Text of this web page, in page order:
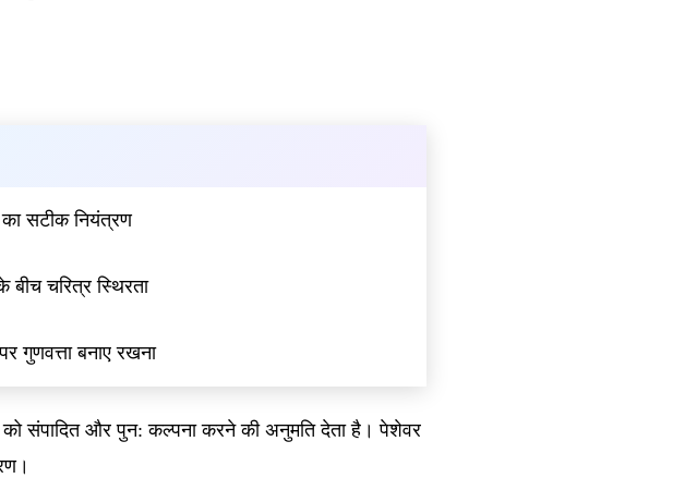
सटीक नियंत्रण
बीच चरित्र स्थिरता
गुणवत्ता बनाए रखना
को संपादित और पुन: कल्पना करने की अनुमति देता है। पेशेवर